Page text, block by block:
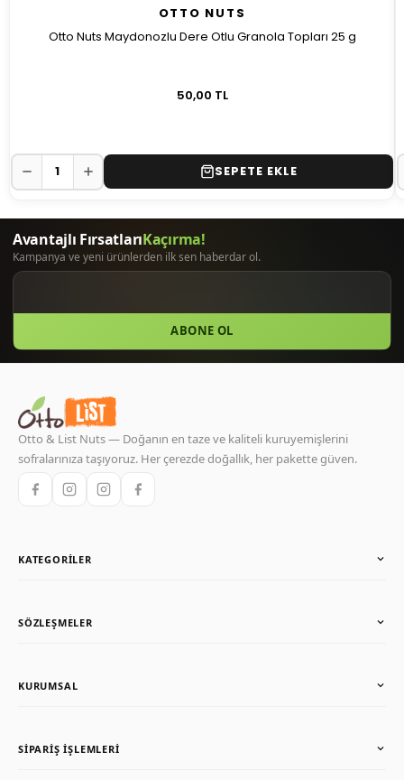
OTTO NUTS
Otto Nuts Maydonozlu Dere Otlu Granola Topları 25 g
50,00 TL
SEPETE EKLE
ABONE OL
Otto & List Nuts — Doğanın en taze ve kaliteli kuruyemişlerini
sofralarınıza taşıyoruz. Her çerezde doğallık, her pakette güven.
KATEGORILER
Kuru Meyveler
Çiğ Kuruyemişler
SÖZLEŞMELER
Mesafeli Satış Sözleşmesi
Teslimat ve İade
KURUMSAL
Hakkımızda
SIPARIŞ İŞLEMLERI